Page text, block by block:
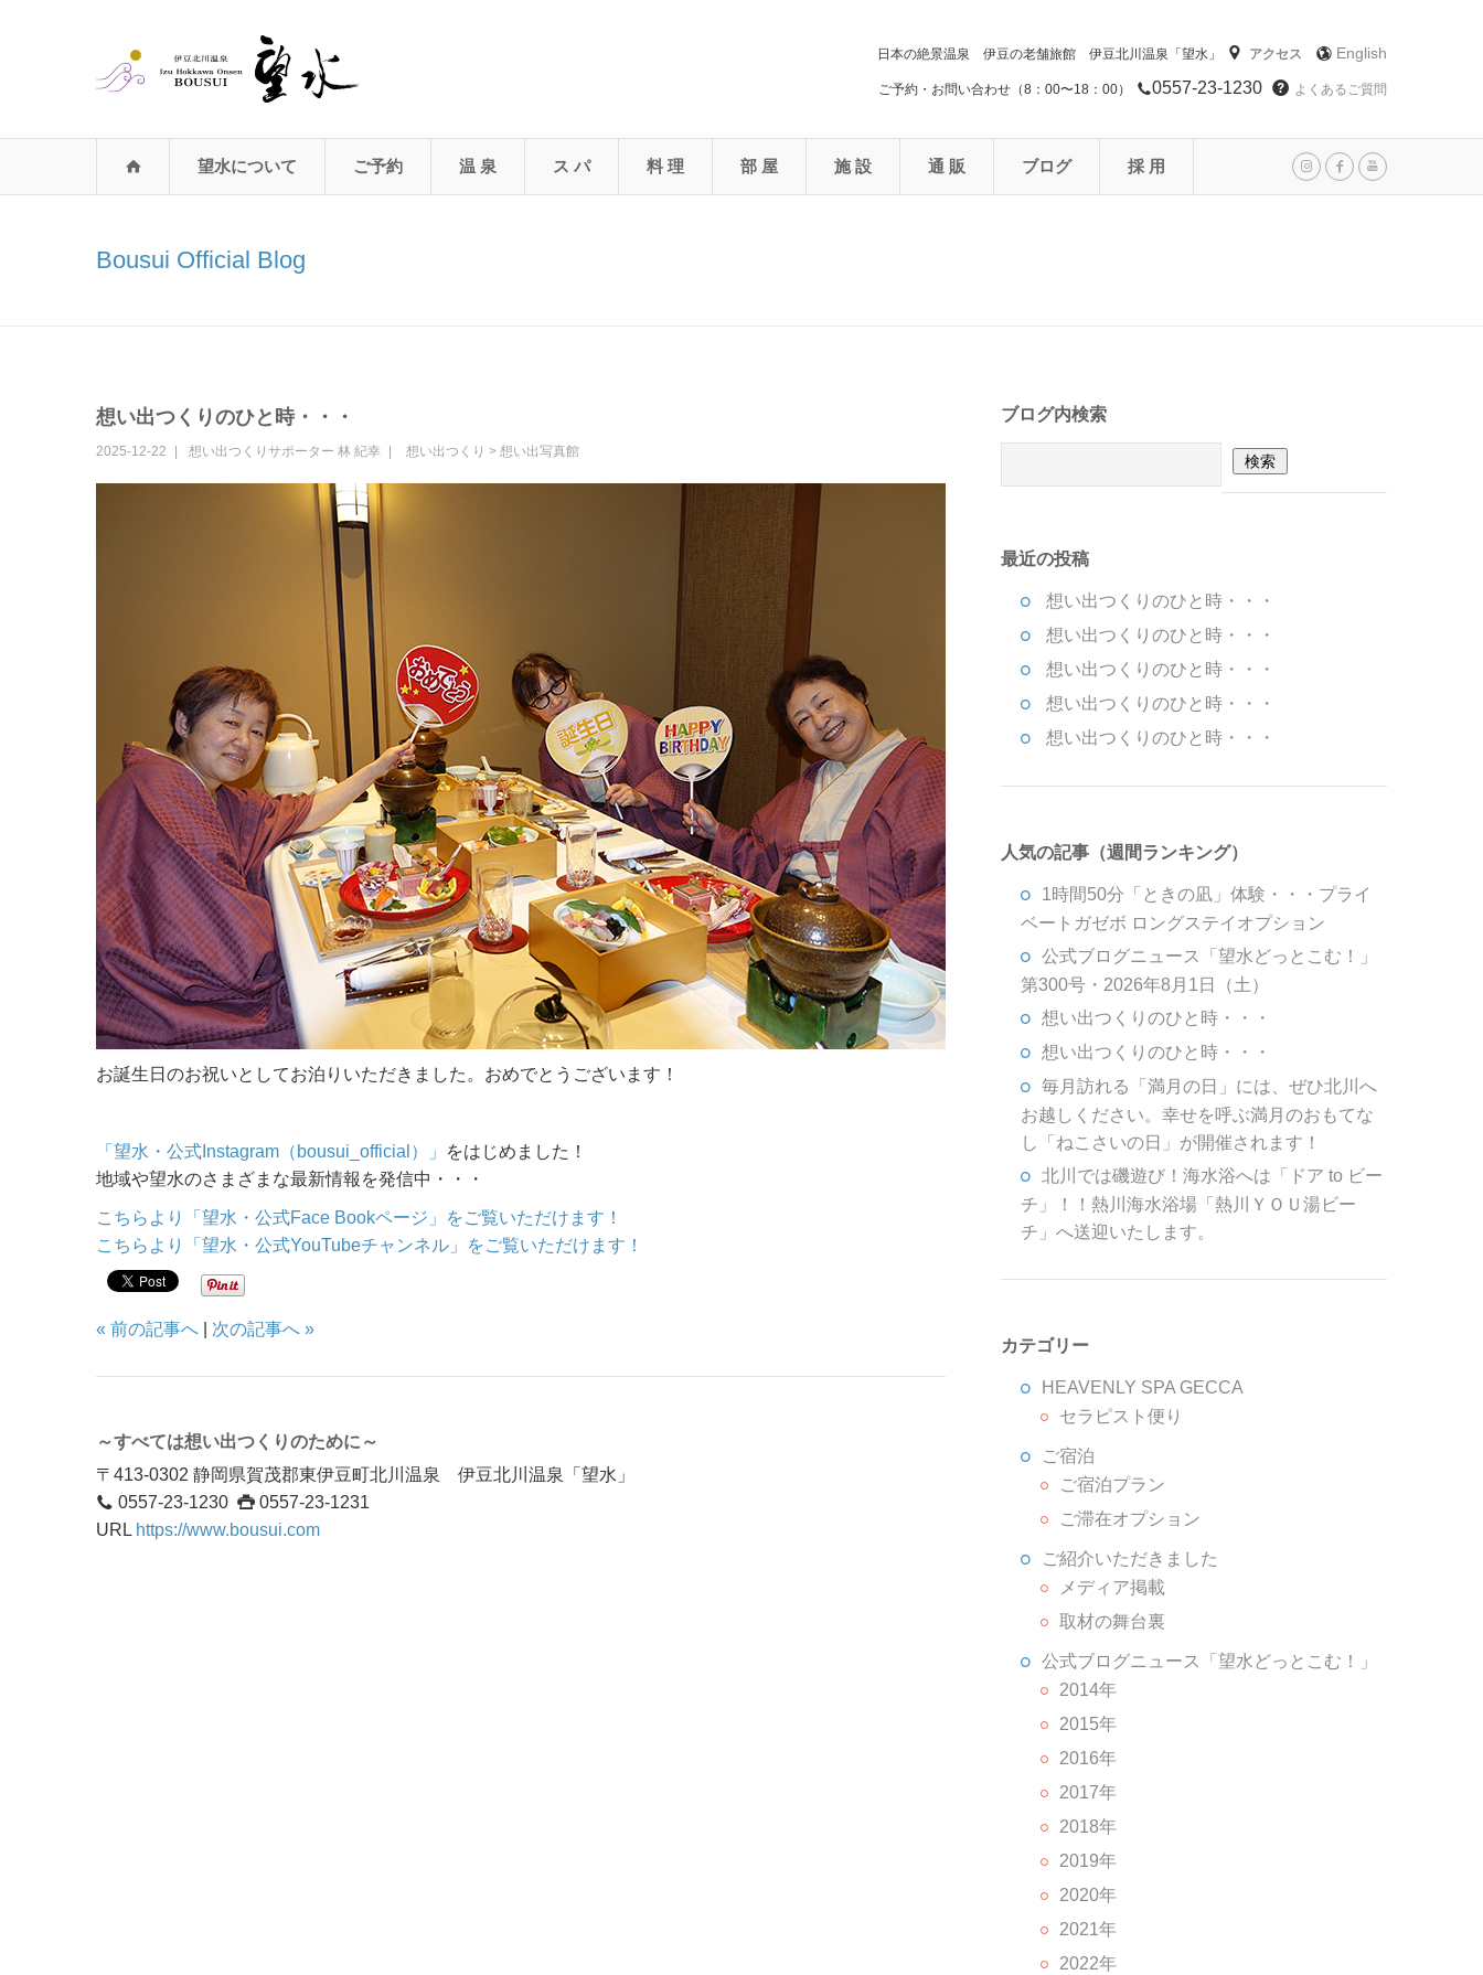
日本の絶景温泉 伊豆の老舗旅館 伊豆北川温泉「望水」 アクセス English
ご予約・お問い合わせ（8：00〜18：00） 0557-23-1230 よくあるご質問
望水について ご予約 温 泉 ス パ 料 理 部 屋 施 設 通 販 ブログ 採 用
Bousui Official Blog
想い出つくりのひと時・・・
2025-12-22 想い出つくりサポーター 林 紀幸 想い出つくり > 想い出写真館
お誕生日のお祝いとしてお泊りいただきました。おめでとうございます！
「望水・公式Instagram（bousui_official）」
をはじめました！
地域や望水のさまざまな最新情報を発信中・・・
こちらより「望水・公式Face Bookページ」をご覧いただけます！
こちらより「望水・公式YouTubeチャンネル」をご覧いただけます！
« 前の記事へ 次の記事へ »
～すべては想い出つくりのために～
〒413-0302 静岡県賀茂郡東伊豆町北川温泉 伊豆北川温泉「望水」
0557-23-1230
0557-23-1231
URL https://www.bousui.com
ブログ内検索
最近の投稿
想い出つくりのひと時・・・
想い出つくりのひと時・・・
想い出つくりのひと時・・・
想い出つくりのひと時・・・
想い出つくりのひと時・・・
人気の記事（週間ランキング）
1時間50分「ときの凪」体験・・・プライ
ベートガゼボ ロングステイオプション
公式ブログニュース「望水どっとこむ！」
第300号・2026年8月1日（土）
想い出つくりのひと時・・・
想い出つくりのひと時・・・
毎月訪れる「満月の日」には、ぜひ北川へ
お越しください。幸せを呼ぶ満月のおもてな
し「ねこさいの日」が開催されます！
北川では磯遊び！海水浴へは「ドア to ビー
チ」！！熱川海水浴場「熱川ＹＯＵ湯ビー
チ」へ送迎いたします。
カテゴリー
HEAVENLY SPA GECCA
セラピスト便り
ご宿泊
ご宿泊プラン
ご滞在オプション
ご紹介いただきました
メディア掲載
取材の舞台裏
公式ブログニュース「望水どっとこむ！」
2014年
2015年
2016年
2017年
2018年
2019年
2020年
2021年
2022年